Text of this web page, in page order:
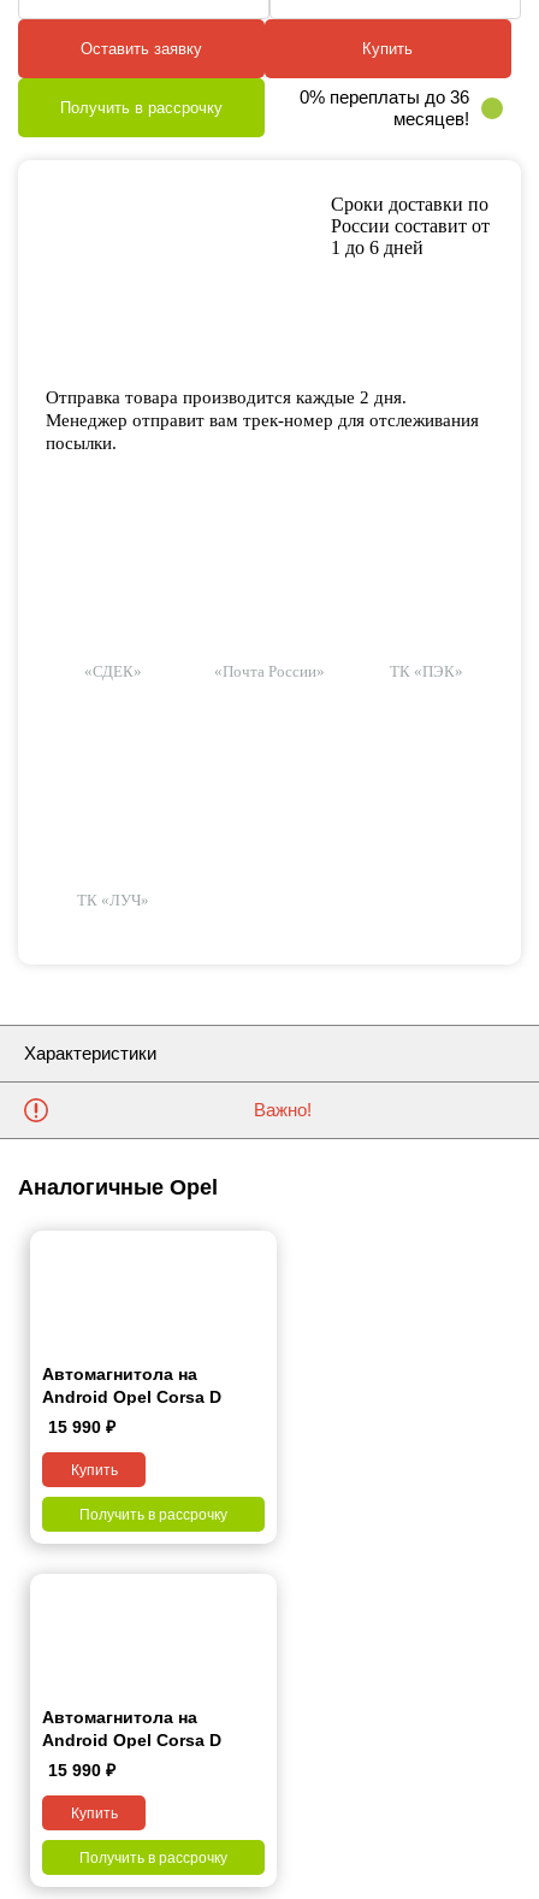
Оставить заявку Купить
Получить в рассрочку
0% переплаты до 36
месяцев!
Сроки доставки по
России составит от
1 до 6 дней
Отправка товара производится каждые 2 дня.
Менеджер отправит вам трек-номер для отслеживания
посылки.
«СДЕК» «Почта России» ТК «ПЭК»
ТК «ЛУЧ»
Характеристики
Важно!
Аналогичные Opel
Автомагнитола на
Android Opel Corsa D
2006-2015 7 дюймов
15 990 ₽
Купить
Получить в рассрочку
Автомагнитола на
Android Opel Corsa D
2006-2015 9 дюймов
15 990 ₽
Купить
Получить в рассрочку